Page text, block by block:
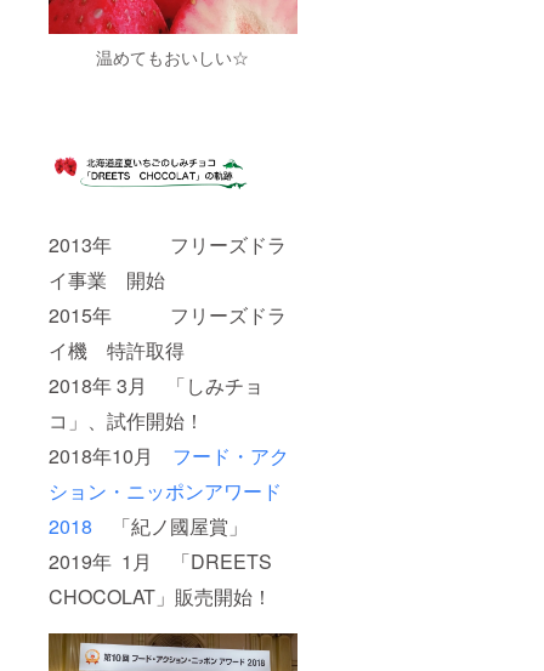
温めてもおいしい☆
2013年 フリーズドラ
イ事業 開始
2015年 フリーズドラ
イ機 特許取得
2018年 3月 「しみチョ
コ」、試作開始！
2018年10月 フード・アク
ション・ニッポンアワード
2018 「紀ノ國屋賞」
2019年 1月 「DREETS
CHOCOLAT」販売開始！